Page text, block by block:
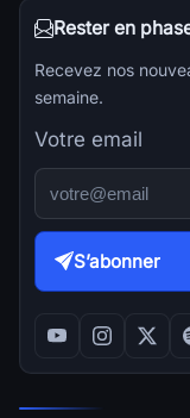
Rester en
Recevez nos
semaine.
Votre email
S’abonner